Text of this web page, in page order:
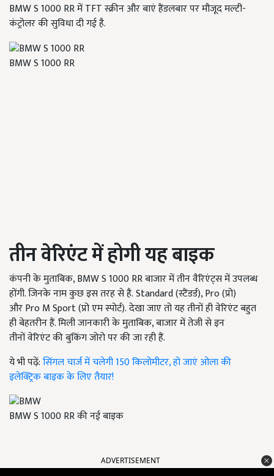
BMW S1000RRमेंTFTस्क्रीन और बाएं हैंडलबार पर मौजूद मल्टी-
कंट्रोलर की सुविधा दी गई है.
BMW S 1000 RR
तीन वेरिएंट में होगी यह बाइक
कंपनी के मुताबिक, BMW S1000RRबाजार में तीन वैरिएंट्स में उपलब्ध
होंगी. जिनके नाम कुछ इस तरह से है.Standard (स्टैंडर्ड), Pro (प्रो)
औरPro M Sport (प्रो एम स्पोर्ट).देखा जाए तो यह तीनों ही वेरिएंट बहुत
ही बेहतरीन हैं. मिली जानकारी के मुताबिक, बाजार में तेजी से इन
तीनोंवेरिएंटकी बुकिंग जोरो पर की जा रहीहैं.
ये भी पढ़ें:सिंगल चार्ज में चलेगी 150 किलोमीटर, हो जाएं ओला की
इलेक्ट्रिक बाइक के लिए तैयार!
BMW S 1000 RR की नई बाइक
ADVERTISEMENT